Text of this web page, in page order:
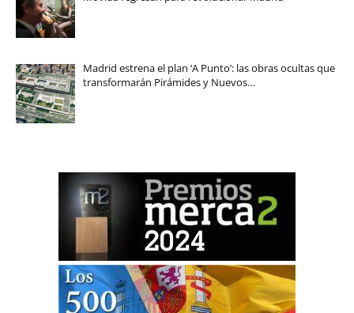
Madrid estrena el plan ‘A Punto’: las obras ocultas que
transformarán Pirámides y Nuevos…